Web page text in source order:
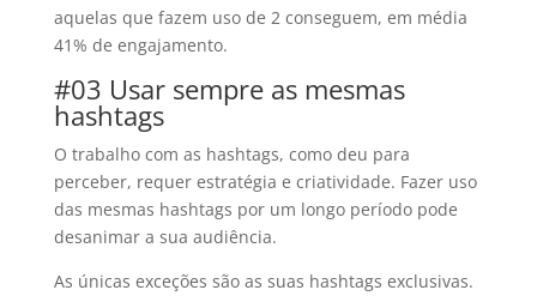
aquelas que fazem uso de 2 conseguem, em média
41% de engajamento.
#03 Usar sempre as mesmas
hashtags
O trabalho com as hashtags, como deu para
perceber, requer estratégia e criatividade. Fazer uso
das mesmas hashtags por um longo período pode
desanimar a sua audiência.
As únicas exceções são as suas hashtags exclusivas.